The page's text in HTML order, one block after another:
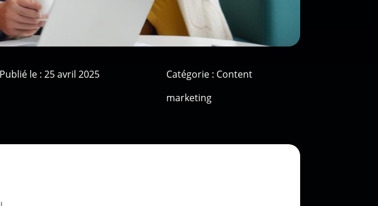
Publié le : 25 avril 2025 Catégorie : Content
marketing